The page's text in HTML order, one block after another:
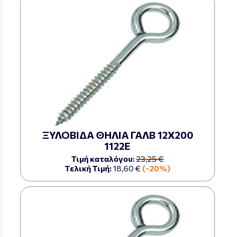
ΞΥΛΟΒΙΔΑ ΘΗΛΙΑ ΓΑΛΒ 12Χ200
1122Ε
Τιμή καταλόγου:23,25 €
Τελική Τιμή:18,60 € (-20%)